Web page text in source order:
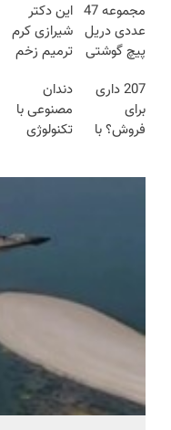
مجموعه 47
عددی دریل
پیچ گوشتی
(تخفیف به
مدت
محدود)
این دکتر
شیرازی کرم
ترمیم زخم
ساخت!!!
207 داری
برای
فروش؟ با
دندان
مصنوعی با
تکنولوژی